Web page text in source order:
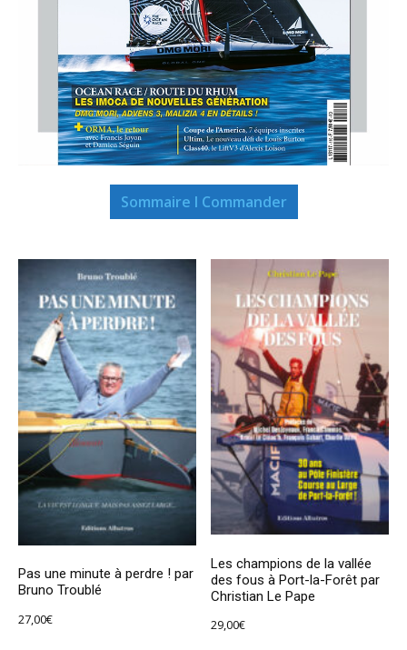
Sommaire I Commander
Pas une minute à perdre ! par
Bruno Troublé
27,00€
Les champions de la vallée
des fous à Port-la-Forêt par
Christian Le Pape
29,00€